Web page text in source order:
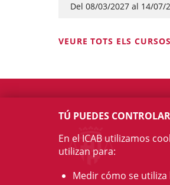
Del 08/03/2027 al 14/07/
VEURE TOTS ELS CURSOS
TÚ PUEDES
En el ICAB utilizamos
utilizan para:
Medir cómo se utiliza